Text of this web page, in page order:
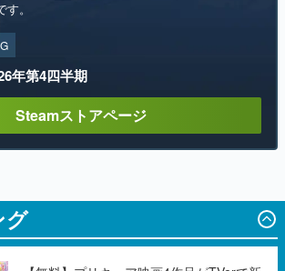
。
年第4四半期
Steamストアページ
グ